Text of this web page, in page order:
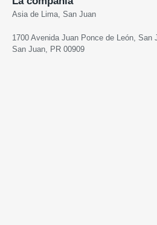
Asia de Lima, San Juan
1700 Avenida Juan Ponce de León, San
San Juan, PR 00909